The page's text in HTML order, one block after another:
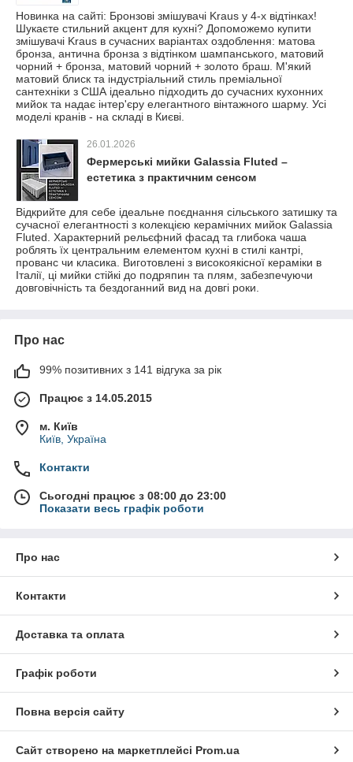
Новинка на сайті: Бронзові змішувачі Kraus у 4-х відтінках!
Шукаєте стильний акцент для кухні? Допоможемо купити
змішувачі Kraus в сучасних варіантах оздоблення: матова
бронза, антична бронза з відтінком шампанського, матовий
чорний + бронза, матовий чорний + золото браш. М'який
матовий блиск та індустріальний стиль преміальної
сантехніки з США ідеально підходить до сучасних кухонних
мийок та надає інтер'єру елегантного вінтажного шарму. Усі
моделі кранів - на складі в Києві.
26.01.2026
Фермерські мийки Galassia Fluted –
естетика з практичним сенсом
Відкрийте для себе ідеальне поєднання сільського затишку та
сучасної елегантності з колекцією керамічних мийок Galassia
Fluted. Характерний рельєфний фасад та глибока чаша
роблять їх центральним елементом кухні в стилі кантрі,
прованс чи класика. Виготовлені з високоякісної кераміки в
Італії, ці мийки стійкі до подряпин та плям, забезпечуючи
довговічність та бездоганний вид на довгі роки.
Про нас
99% позитивних з 141 відгука за рік
Працює з 14.05.2015
м. Київ
Київ, Україна
Контакти
Сьогодні працює з 08:00 до 23:00
Показати весь графік роботи
Про нас
Контакти
Доставка та оплата
Графік роботи
Повна версія сайту
Сайт створено на маркетплейсі Prom.ua